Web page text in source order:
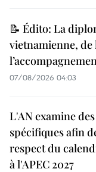
📝 Édito: La
vietnamienne, de
07/08/2026 04:03
L'AN examine
spécifiques afin
respect du
à l'APEC 2027